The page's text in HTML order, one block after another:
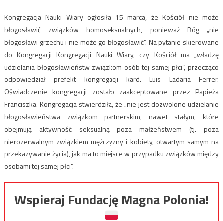
Kongregacja Nauki Wiary ogłosiła 15 marca, że Kościół nie może
błogosławić związków homoseksualnych, ponieważ Bóg „nie
błogosławi grzechu i nie może go błogosławić”. Na pytanie skierowane
do Kongregacji Kongregacji Nauki Wiary, czy Kościół ma „władzę
udzielania błogosławieństw związkom osób tej samej płci”, przecząco
odpowiedział prefekt kongregacji kard. Luis Ladaria Ferrer.
Oświadczenie kongregacji zostało zaakceptowane przez Papieża
Franciszka. Kongregacja stwierdziła, że „nie jest dozwolone udzielanie
błogosławieństwa związkom partnerskim, nawet stałym, które
obejmują aktywność seksualną poza małżeństwem (tj. poza
nierozerwalnym związkiem mężczyzny i kobiety, otwartym samym na
przekazywanie życia), jak ma to miejsce w przypadku związków między
osobami tej samej płci”.
Wspieraj Fundację Magna Polonia!